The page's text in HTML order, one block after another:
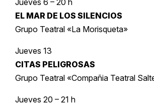
EL MAR DE LOS SILENCIOS
Grupo Teatral «La Morisqueta»
Jueves 13
CITAS PELIGROSAS
Grupo Teatral «Compañia Teatral
Jueves 20 – 21 h